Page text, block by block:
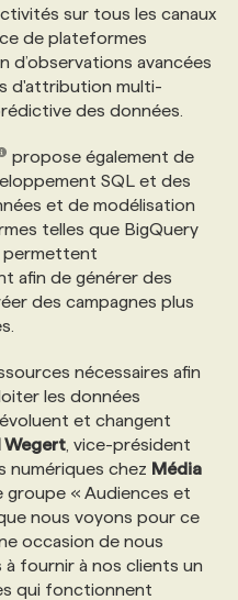
sur tous les canaux
de plateformes
d’observations avancées
d'attribution multi-
des données.
propose également de
SQL et des
et de modélisation
telles que BigQuery
permettent
afin de générer des
des campagnes plus
nécessaires afin
les données
et changent
Wegert , vice-président
numériques chez Média
groupe « Audiences et
nous voyons pour ce
occasion de nous
fournir à nos clients un
qui fonctionnent